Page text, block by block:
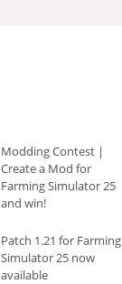
Modding Contest |
Create a Mod for
Farming Simulator 25
and win!
Patch 1.21 for Farming
Simulator 25 now
available